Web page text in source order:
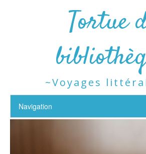
Tortue
~Voyages